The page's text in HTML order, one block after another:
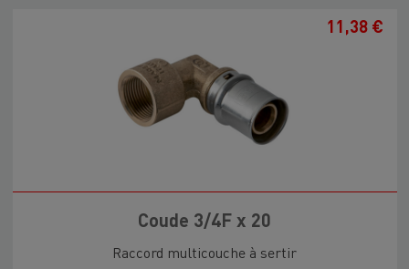
11,38 €
Coude 3/4F x 20
Raccord multicouche à sertir